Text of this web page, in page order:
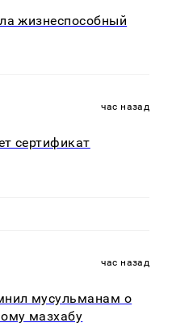
жизнеспособный
час назад
сертификат
час назад
мусульманам о
мазхабу